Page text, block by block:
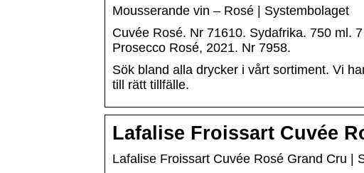
Mousserande vin – Rosé | Systembolaget
Cuvée Rosé. Nr 71610. Sydafrika. 750 ml.
Prosecco Rosé, 2021. Nr 7958.
Sök bland alla drycker i vårt sortiment. Vi
till rätt tillfälle.
Lafalise Froissart Cuvée
Lafalise Froissart Cuvée Rosé Grand Cru |